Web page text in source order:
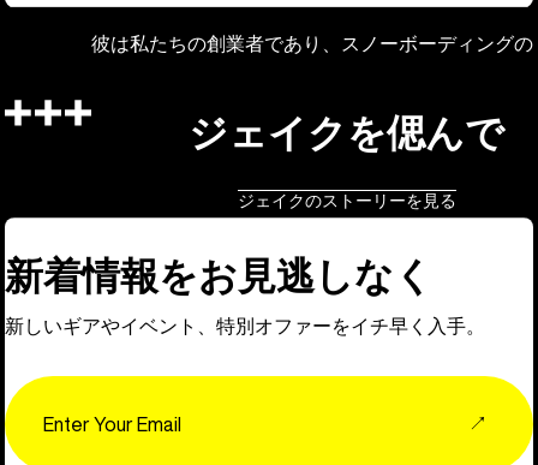
彼は私たちの創業者であり、スノーボーディング
ジェイクを偲んで
ジェイクのストーリーを見る
新着情報をお見逃しなく
新しいギアやイベント、特別オファーをイチ早く入手。
↗